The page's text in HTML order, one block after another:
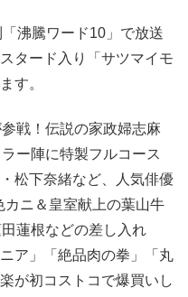
沸騰ワード10」で放送
タード入り「サツマイモ
す。
戦！伝説の家政婦志麻
ー陣に特製フルコース
松下奈緒など、人気俳優
ニ＆皇室献上の葉山牛
蓮根などの差し入れ
ア」「絶品肉の拳」「丸
が初コストコで爆買いし